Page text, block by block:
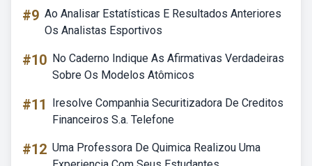
#9 Ao Analisar Estatísticas E Resultados Anteriores
Os Analistas Esportivos
#10 No Caderno Indique As Afirmativas Verdadeiras
Sobre Os Modelos Atômicos
#11
Iresolve Companhia Securitizadora De Creditos
Financeiros S.a. Telefone
#12 Uma Professora De Quimica Realizou Uma